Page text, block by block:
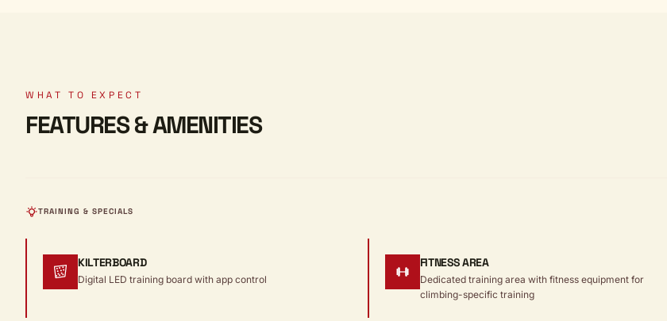
WHAT TO EXPECT
FEATURES & AMENITIES
TRAINING & SPECIALS
KILTERBOARD
Digital LED training board with app control
FITNESS AREA
Dedicated training area with fitness equipment for
climbing-specific training